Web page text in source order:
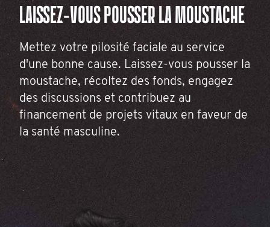
LAISSEZ-VOUS POUSSER LA MOUSTACHE
Mettez votre pilosité faciale au service
d'une bonne cause. Laissez-vous pousser la
moustache, récoltez des fonds, engagez
des discussions et contribuez au
financement de projets vitaux en faveur de
la santé masculine.